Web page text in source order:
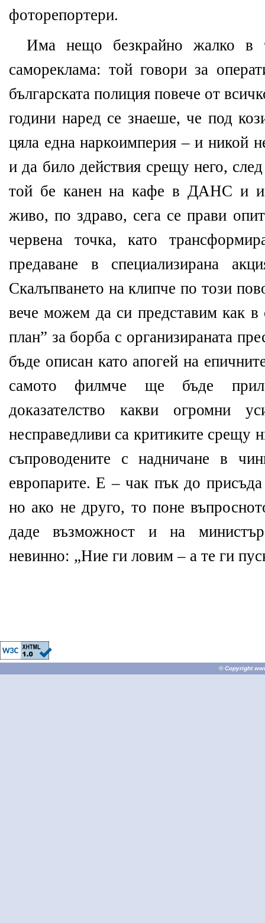
фоторепортери.
Има нещо безкрайно жалко в
самореклама: той говори за
българската полиция повече от
години наред се знаеше, че под
цяла една наркоимперия – и никой
и да било действия срещу него,
той бе канен на кафе в ДАНС и
живо, по здраво, сега се прави
червена точка, като
предаване в специализирана
Скалъпването на клипче по този
вече можем да си представим как
план” за борба с организираната
бъде описан като апогей на
самото филмче ще бъде
доказателство какви огромни
несправедливи са критиките срещу
съпроводените с надничане в
европарите. Е – чак пък до
но ако не друго, то поне
даде възможност и на
невинно: „Ние ги ловим – а те ги
© Copyright